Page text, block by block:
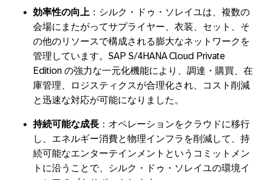
効率性の向上 ：シルク・ドゥ・ソレイユは、複数の
会場にまたがってサプライヤー、衣装、セット、そ
の他のリソースで構成される膨大なネットワークを
管理しています。 SAP S/4HANA Cloud Private
Edition の強力な一元化機能により、調達・購買、在
庫管理、ロジスティクスが合理化され、コスト削減
と迅速な対応が可能になりました。
持続可能な成長 ：オペレーションをクラウドに移行
し、エネルギー消費と物理インフラを削減して、持
続可能なエンターテインメントというコミットメン
トに沿うことで、シルク・ドゥ・ソレイユの環境イ